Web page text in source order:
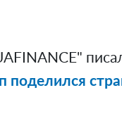
поделился